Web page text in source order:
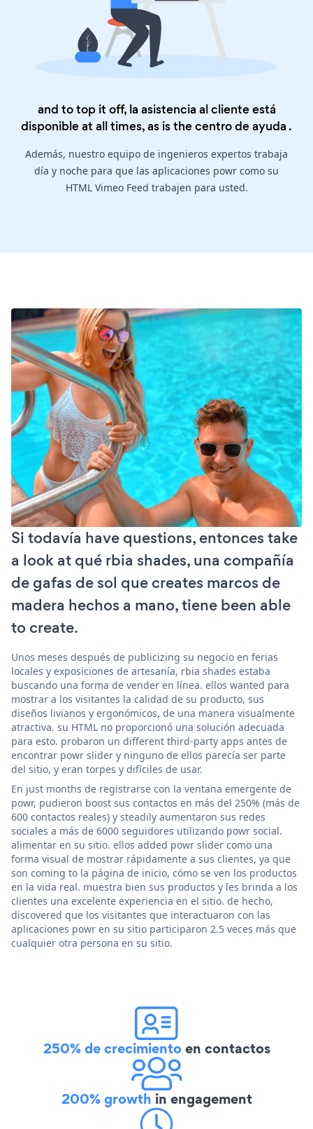
and to top it off, la asistencia al cliente está
disponible at all times, as is thecentro de ayuda .
Además, nuestro equipo de ingenieros expertos trabaja
día y noche para que las aplicaciones powr como su
HTML Vimeo Feed trabajen para usted.
Si todavía have questions, entonces take
a look at qué rbia shades, una compañía
de gafas de sol que creates marcos de
madera hechos a mano, tiene been able
to create.
Unos meses después de publicizing su negocio en ferias
locales y exposiciones de artesanía, rbia shades estaba
buscando una forma de vender en línea. ellos wanted para
mostrar a los visitantes la calidad de su producto, sus
diseños livianos y ergonómicos, de una manera visualmente
atractiva. su HTML no proporcionó una solución adecuada
para esto. probaron un different third-party apps antes de
encontrar powr slider y ninguno de ellos parecía ser parte
del sitio, y eran torpes y difíciles de usar.
En just months de registrarse con la ventana emergente de
powr, pudieron boost sus contactos en más del 250% (más de
600 contactos reales) y steadily aumentaron sus redes
sociales a más de 6000 seguidores utilizando powr social.
alimentar en su sitio. ellos added powr slider como una
forma visual de mostrar rápidamente a sus clientes, ya que
son coming to la página de inicio, cómo se ven los productos
en la vida real. muestra bien sus productos y les brinda a los
clientes una excelente experiencia en el sitio. de hecho,
discovered que los visitantes que interactuaron con las
aplicaciones powr en su sitio participaron 2.5 veces más que
cualquier otra persona en su sitio.
250% de crecimientoen contactos
200% growth in engagement